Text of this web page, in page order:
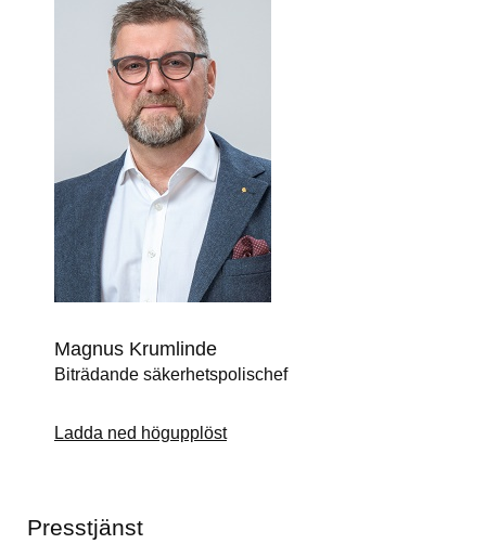
Magnus Krumlinde
Biträdande säkerhetspolischef
Ladda ned högupplöst
Presstjänst